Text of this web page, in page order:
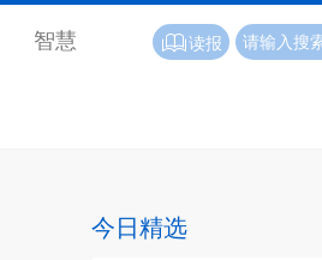
智慧 读报
今日精选